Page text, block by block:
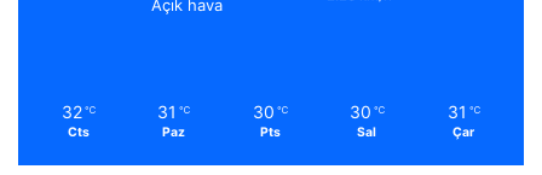
Açık hava
32 ℃
Cts
31 ℃
Paz
30 ℃
Pts
30 ℃
Sal
31 ℃
Çar